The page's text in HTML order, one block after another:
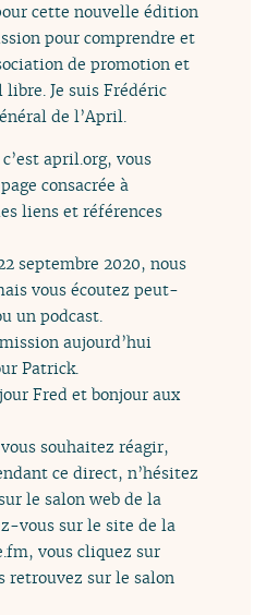
cette nouvelle édition
pour comprendre et
de promotion et
Je suis Frédéric
de l’April.
april.org, vous
consacrée à
liens et références
septembre 2020, nous
vous écoutez peut-
un podcast.
aujourd’hui
Patrick.
Fred et bonjour aux
souhaitez réagir,
ce direct, n’hésitez
le salon web de la
vous sur le site de la
vous cliquez sur
retrouvez sur le salon